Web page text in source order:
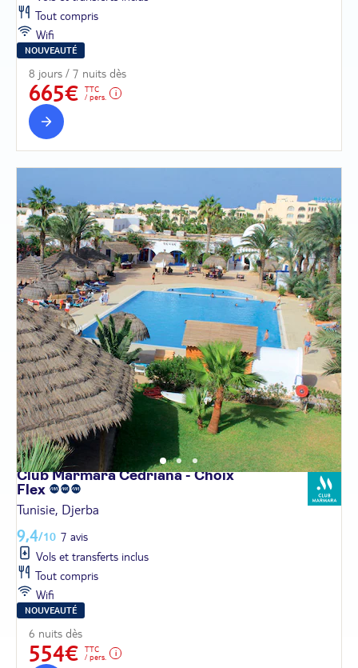
Tout compris
Wifi
NOUVEAUTÉ
8 jours / 7 nuits dès
665€
TTC
/ pers.
Club Marmara Cedriana - Choix
Flex
Tunisie, Djerba
9,4/10 7 avis
Vols et transferts inclus
Tout compris
Wifi
NOUVEAUTÉ
6 nuits dès
554€
TTC
/ pers.